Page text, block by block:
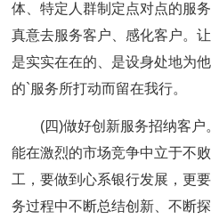
体、特定人群制定点对点的服
真意去服务客户、感化客户。
是实实在在的、是设身处地为
的`服务所打动而留在我行。
(四)做好创新服务招纳客
能在激烈的市场竞争中立于不
工，要做到心系银行发展，更
务过程中不断总结创新、不断